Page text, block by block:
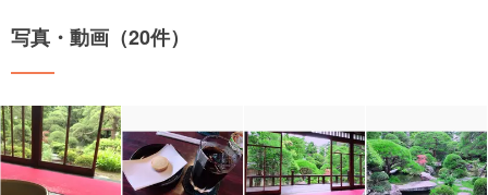
写真・動画（20件）